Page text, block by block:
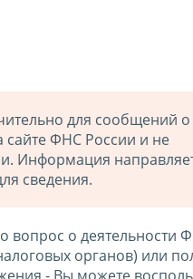
для сообщений о
ФНС России и не
Информация
сведения.
вопрос о деятельности
органов) или